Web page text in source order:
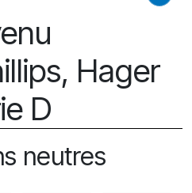
Hager
D
neutres